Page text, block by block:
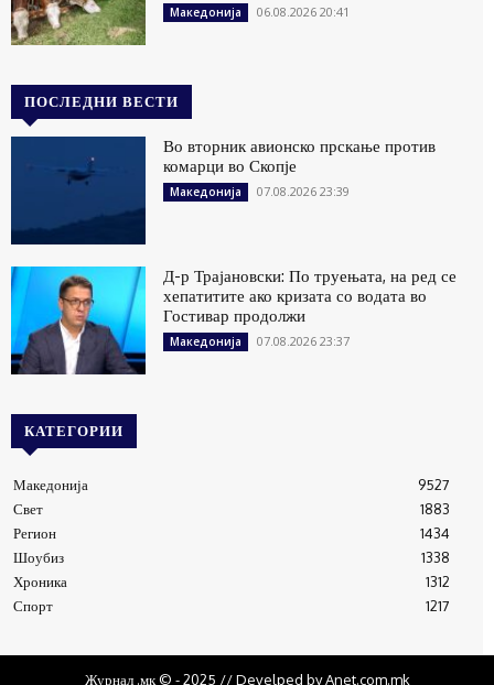
Македонија 06.08.2026 20:41
ПОСЛЕДНИ ВЕСТИ
Во вторник авионско прскање против
комарци во Скопје
Македонија 07.08.2026 23:39
Д-р Трајановски: По труењата, на ред се
хепатитите ако кризата со водата во
Гостивар продолжи
Македонија 07.08.2026 23:37
КАТЕГОРИИ
Македонија
9527
Свет
1883
Регион
1434
Шоубиз
1338
Хроника
1312
Спорт
1217
Журнал .мк © - 2025 // Develped by Anet.com.mk